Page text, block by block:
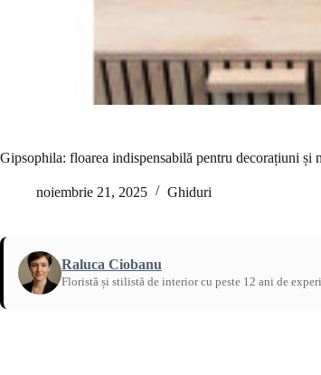
Gipsophila: floarea indispensabilă pentru decorațiuni și
noiembrie 21, 2025 Ghiduri
Raluca Ciobanu
Floristă și stilistă de interior cu peste 12 ani de